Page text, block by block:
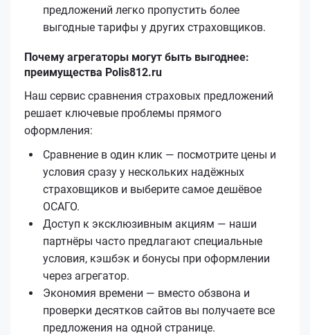
предложений легко пропустить более
выгодные тарифы у других страховщиков.
Почему агрегаторы могут быть выгоднее:
преимущества Polis812.ru
Наш сервис сравнения страховых предложений
решает ключевые проблемы прямого
оформления:
Сравнение в один клик — посмотрите цены и
условия сразу у нескольких надёжных
страховщиков и выберите самое дешёвое
ОСАГО.
Доступ к эксклюзивным акциям — наши
партнёры часто предлагают специальные
условия, кэшбэк и бонусы при оформлении
через агрегатор.
Экономия времени — вместо обзвона и
проверки десятков сайтов вы получаете все
предложения на одной странице.